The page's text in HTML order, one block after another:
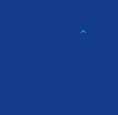
keyboard_arrow_down